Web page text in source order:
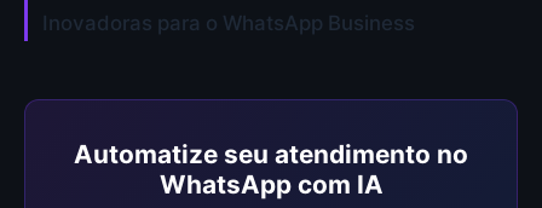
Inovadoras para o WhatsApp Business
Automatize seu atendimento no
WhatsApp com IA